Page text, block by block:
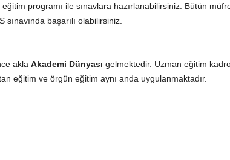
eğitim programı ile sınavlara hazırlanabilirsiniz. Bütün
başarılı olabilirsiniz.
akla Akademi Dünyası gelmektedir. Uzman eğitim
eğitim ve örgün eğitim aynı anda uygulanmaktadır.